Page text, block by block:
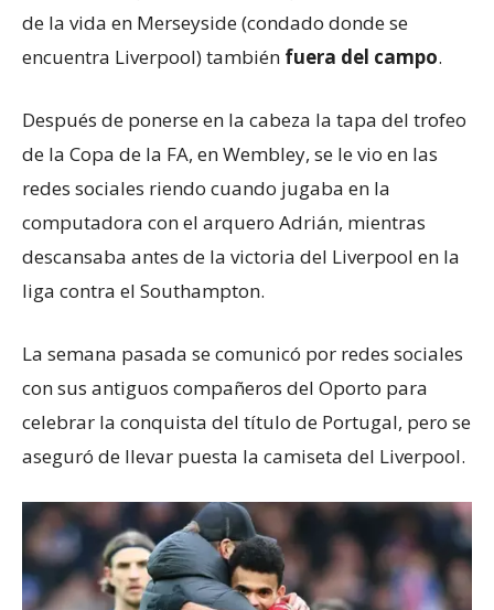
de la vida en Merseyside (condado donde se
encuentra Liverpool) también fuera del campo.
Después de ponerse en la cabeza la tapa del trofeo
de la Copa de la FA, en Wembley, se le vio en las
redes sociales riendo cuando jugaba en la
computadora con el arquero Adrián, mientras
descansaba antes de la victoria del Liverpool en la
liga contra el Southampton.
La semana pasada se comunicó por redes sociales
con sus antiguos compañeros del Oporto para
celebrar la conquista del título de Portugal, pero se
aseguró de llevar puesta la camiseta del Liverpool.